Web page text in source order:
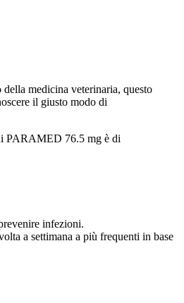
medicina veterinaria, questo
il giusto modo di
PARAMED 76.5 mg è di
infezioni.
a settimana a più frequenti in base